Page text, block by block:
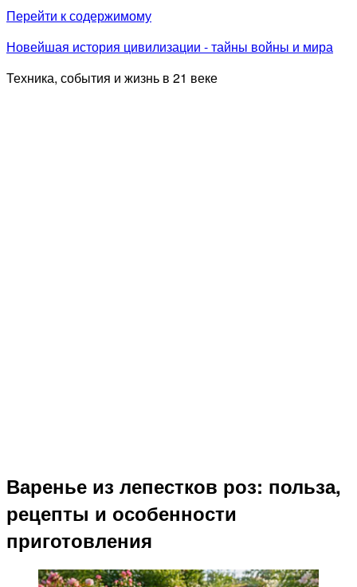
Перейти к содержимому
Новейшая история цивилизации - тайны войны и мира
Техника, события и жизнь в 21 веке
Варенье из лепестков роз: польза,
рецепты и особенности
приготовления